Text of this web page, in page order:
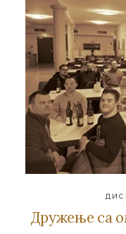
Дружење са